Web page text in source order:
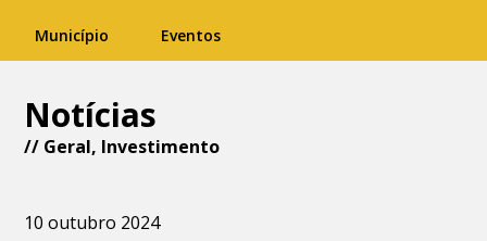
Município Eventos
Notícias
// Geral, Investimento
10 outubro 2024